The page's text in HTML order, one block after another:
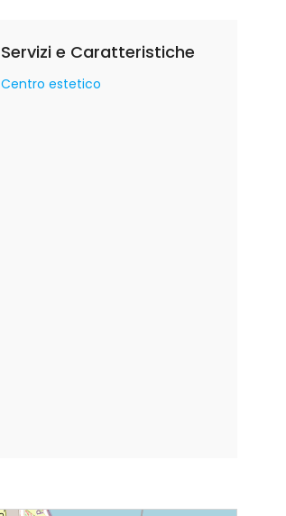
Servizi e Caratteristiche
Centro estetico